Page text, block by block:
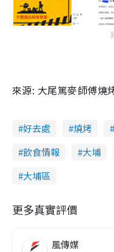
來源: 大尾篤麥師傅燒
好去處 燒烤
飲食情報
大埔
大埔區
更多真實評價
風傳媒